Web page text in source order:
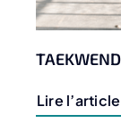
Lire l’article